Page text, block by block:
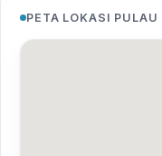
PETA LOKASI PULAU